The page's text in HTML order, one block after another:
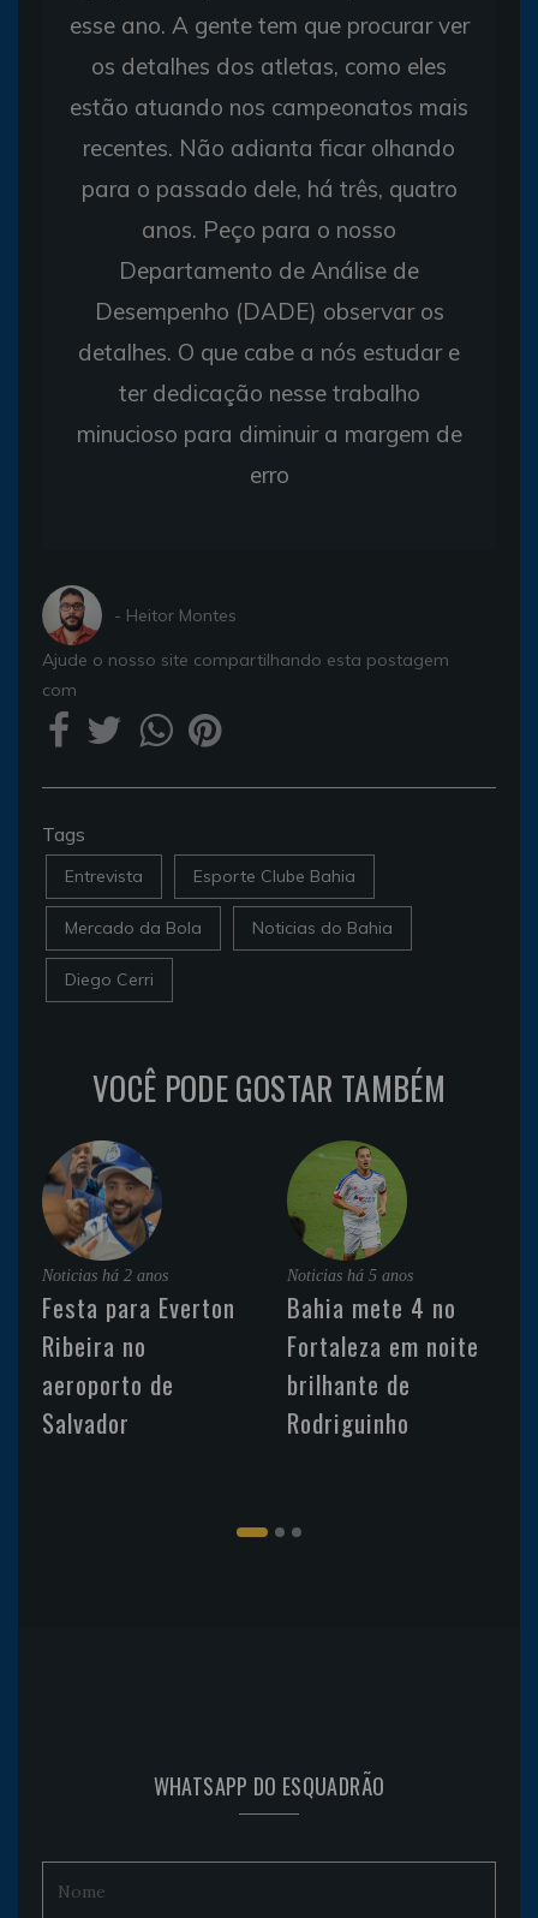
esse ano. A gente tem que procurar ver
os detalhes dos atletas, como eles
estão atuando nos campeonatos mais
recentes. Não adianta ficar olhando
para o passado dele, há três, quatro
anos. Peço para o nosso
Departamento de Análise de
Desempenho (DADE) observar os
detalhes. O que cabe a nós estudar e
ter dedicação nesse trabalho
minucioso para diminuir a margem de
erro
- Heitor Montes
Ajude o nosso site compartilhando esta postagem
com
Tags
Entrevista Esporte Clube Bahia
Mercado da Bola Noticias do Bahia
Diego Cerri
VOCÊ PODE GOSTAR TAMBÉM
Noticias há 2 anos
Festa para Everton
Ribeira no
aeroporto de
Salvador
Noticias há 5 anos
Bahia mete 4 no
Fortaleza em noite
brilhante de
Rodriguinho
WHATSAPP DO ESQUADRÃO